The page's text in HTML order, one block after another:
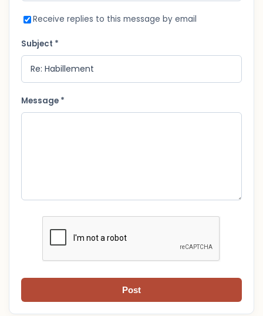
Receive replies to this message by email
Subject *
Message *
Post